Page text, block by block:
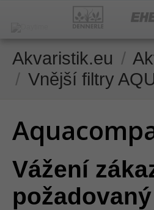
Akvaristik.eu /
/ Vnější filtry
Vážení